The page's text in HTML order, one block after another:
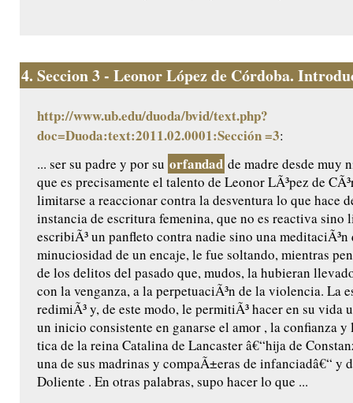
4. Seccion 3 - Leonor López de Córdoba.
http://www.ub.edu/duoda/bvid/text.php?
doc=Duoda:text:2011.02.0001:Sección =3:
... ser su padre y por su orfandad de madre desde muy
que es precisamente el talento de Leonor LÃ³pez de
limitarse a reaccionar contra la desventura lo que hace
instancia de escritura femenina, que no es reactiva sino
escribiÃ³ un panfleto contra nadie sino una meditaciÃ³n
minuciosidad de un encaje, le fue soltando, mientras
de los delitos del pasado que, mudos, la hubieran
con la venganza, a la perpetuaciÃ³n de la violencia. La
redimiÃ³ y, de este modo, le permitiÃ³ hacer en su vida
un inicio consistente en ganarse el amor , la confianza
tica de la reina Catalina de Lancaster â€“hija de
una de sus madrinas y compaÃ±eras de infanciadâ€“ y
Doliente . En otras palabras, supo hacer lo que ...